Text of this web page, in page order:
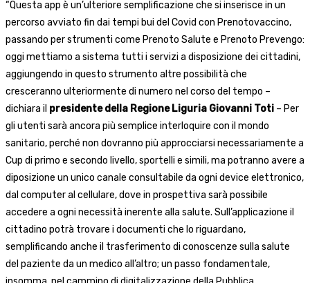
“Questa app è un’ulteriore semplificazione che si inserisce in un
percorso avviato fin dai tempi bui del Covid con Prenotovaccino,
passando per strumenti come Prenoto Salute e Prenoto Prevengo:
oggi mettiamo a sistema tutti i servizi a disposizione dei cittadini,
aggiungendo in questo strumento altre possibilità che
cresceranno ulteriormente di numero nel corso del tempo –
dichiara il presidente della Regione Liguria Giovanni Toti – Per
gli utenti sarà ancora più semplice interloquire con il mondo
sanitario, perché non dovranno più approcciarsi necessariamente a
Cup di primo e secondo livello, sportelli e simili, ma potranno avere a
diposizione un unico canale consultabile da ogni device elettronico,
dal computer al cellulare, dove in prospettiva sarà possibile
accedere a ogni necessità inerente alla salute. Sull’applicazione il
cittadino potrà trovare i documenti che lo riguardano,
semplificando anche il trasferimento di conoscenze sulla salute
del paziente da un medico all’altro; un passo fondamentale,